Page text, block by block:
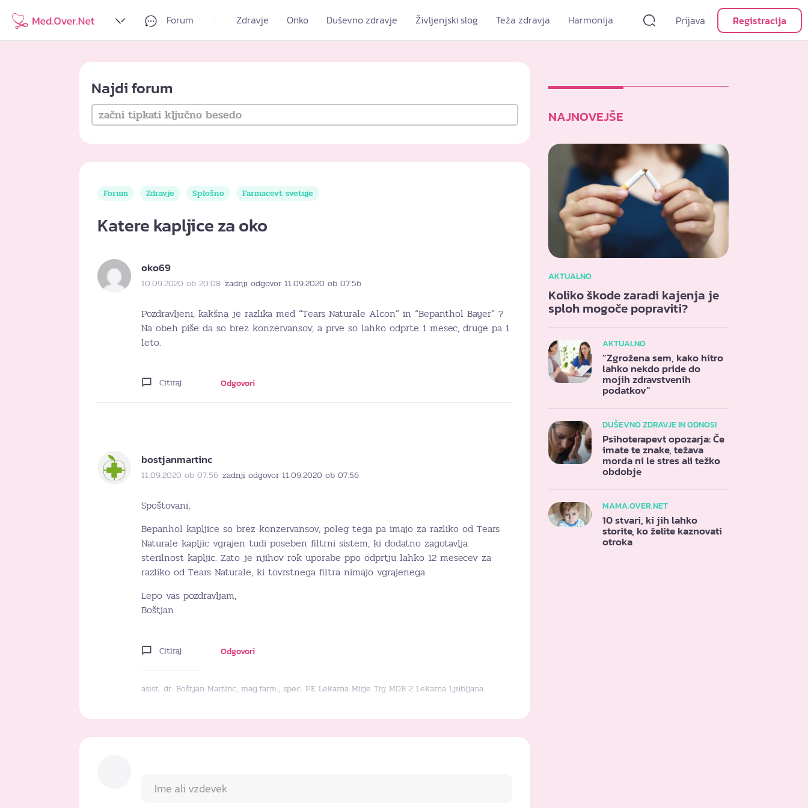
Forum Zdravje Onko Duševno zdravje Življenjski slog Teža zdravja Harmonija Prijava Registracija
Najdi forum
Forum Zdravje Splošno Farmacevt svetuje
Katere kapljice za oko
oko69
10.09.2020 ob 20:08 zadnji odgovor 11.09.2020 ob 07:56
Pozdravljeni, kakšna je razlika med “Tears Naturale Alcon” in “Bepanthol Bayer” ?
Na obeh piše da so brez konzervansov, a prve so lahko odprte 1 mesec, druge pa 1
leto.
Citiraj Odgovori
bostjanmartinc
11.09.2020 ob 07:56 zadnji odgovor 11.09.2020 ob 07:56
Spoštovani,
Bepanhol kapljice so brez konzervansov, poleg tega pa imajo za razliko od Tears
Naturale kapljic vgrajen tudi poseben filtrni sistem, ki dodatno zagotavlja
sterilnost kapljic. Zato je njihov rok uporabe ppo odprtju lahko 12 mesecev za
razliko od Tears Naturale, ki tovrstnega filtra nimajo vgrajenega.
Lepo vas pozdravljam,
Boštjan
Citiraj Odgovori
asist. dr. Boštjan Martinc, mag.farm., spec. PE Lekarna Mirje Trg MDB 2 Lekarna Ljubljana
NAJNOVEJŠE
AKTUALNO
Koliko škode zaradi kajenja je
sploh mogoče popraviti?
AKTUALNO
“Zgrožena sem, kako hitro
lahko nekdo pride do
mojih zdravstvenih
podatkov”
DUŠEVNO ZDRAVJE IN ODNOSI
Psihoterapevt opozarja: Če
imate te znake, težava
morda ni le stres ali težko
obdobje
MAMA.OVER.NET
10 stvari, ki jih lahko
storite, ko želite kaznovati
otroka